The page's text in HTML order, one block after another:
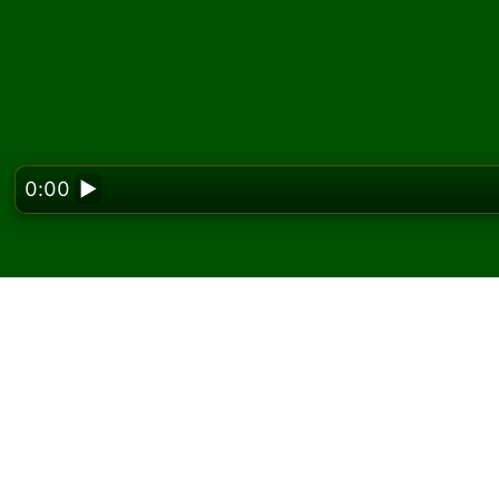
0:00 ▶